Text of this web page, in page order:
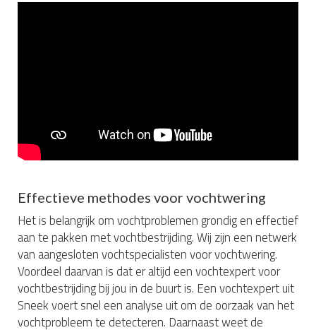
Effectieve methodes voor vochtwering
Het is belangrijk om vochtproblemen grondig en effectief
aan te pakken met vochtbestrijding. Wij zijn een netwerk
van aangesloten vochtspecialisten voor vochtwering.
Voordeel daarvan is dat er altijd een vochtexpert voor
vochtbestrijding bij jou in de buurt is. Een vochtexpert uit
Sneek voert snel een analyse uit om de oorzaak van het
vochtprobleem te detecteren. Daarnaast weet de